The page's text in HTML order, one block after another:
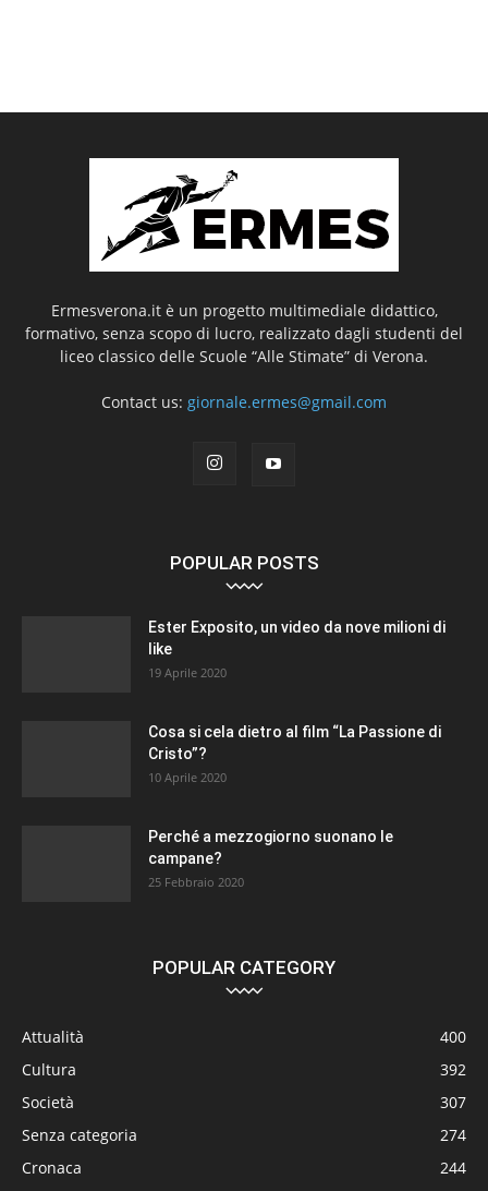
Ermesverona.it è un progetto multimediale didattico,
formativo, senza scopo di lucro, realizzato dagli studenti del
liceo classico delle Scuole “Alle Stimate” di Verona.
Contact us: giornale.ermes@gmail.com
POPULAR POSTS
Ester Exposito, un video da nove milioni di
like
19 Aprile 2020
Cosa si cela dietro al film “La Passione di
Cristo”?
10 Aprile 2020
Perché a mezzogiorno suonano le
campane?
25 Febbraio 2020
POPULAR CATEGORY
Attualità
400
Cultura
392
Società
307
Senza categoria
274
Cronaca
244